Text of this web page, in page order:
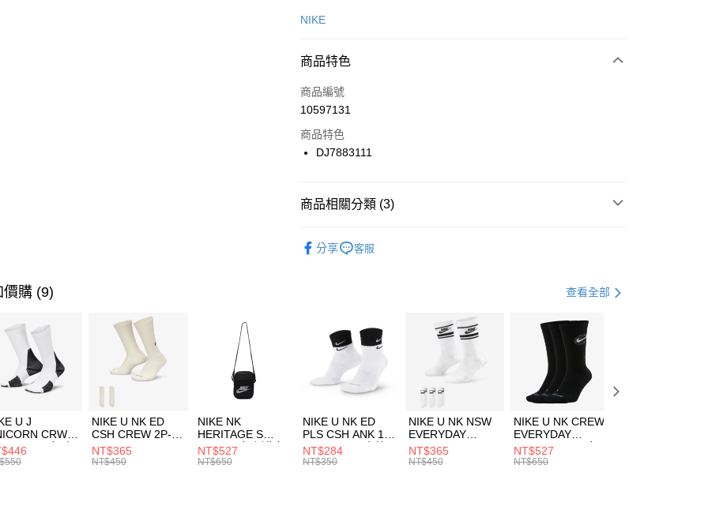
信用卡一次付款
合作金庫商業銀行
華南商業銀行
上海商業儲蓄銀行
國泰世華商業銀行
聯邦商業銀行
台新國際商業銀行
LINE Pay
Apple Pay
【關於「AFTEE先享後付」】
３．安心：先確認商品／服務後，再付款。
【「AFTEE先享後付」結帳流程】
１．於結帳方式選擇「AFTEE先享後付」後，將跳轉至「AFTEE先享後
付」結帳頁面，進行簡訊認證並確認金額後，即可完成結帳。
２．訂單成立數日內，您將收到繳費通知簡訊。
３．收到繳費通知簡訊後14天內，點擊此簡訊中的連結，可透過四大超商
／ATM／網路銀行／等多元方式進行付款，方視為交易完成。
※ 請注意：結帳手續完成當下不需立刻繳費，但若您需要取消訂單，請聯
絡購買商品的店家。未經商家同意取消之訂單仍視為有效，需透過AFTEE
先享後付繳納相關費用。
每筆NT$100，滿NT$1,500(含以上)免運費
每筆NT$100，滿NT$1,500(含以上)免運費
付款後門市自取
每筆NT$100，滿NT$1,500(含以上)免運費
NIKE
商品特色
商品編號
10597131
商品特色
DJ7883111
商品相關分類 (3)
分享 客服
價購 (9) 查看全部
U J
CRW
-160 男女 中
FZ3393100
NIKE U NK ED
CSH CREW 2P-
144 EMBRDY 男
女 短統襪
NT$365
NT$450
NIKE NK
HERITAGE S
SMIT 男女 側背包
BA5871010
NT$527
NT$650
NIKE U NK ED
PLS CSH ANK 1P
144 DBL 男 中統
襪 DH4058104
NT$284
NT$350
NIKE U NK NSW
EVERYDAY
ESSENTIAL CR
男女 短統襪
NT$365
NT$450
NIKE U NK CREW
EVERYDAY
BBALL 3PR 男女
長統襪
NT$527
NT$650